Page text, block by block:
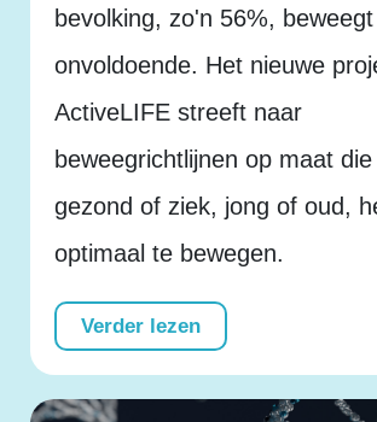
bevolking, zo'n 56%, beweegt
onvoldoende. Het nieuwe
ActiveLIFE streeft naar
beweegrichtlijnen op maat
gezond of ziek, jong of oud,
optimaal te bewegen.
Verder lezen